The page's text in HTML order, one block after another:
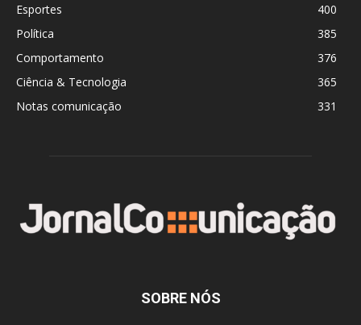
Esportes
400
Política
385
Comportamento
376
Ciência & Tecnologia
365
Notas comunicação
331
SOBRE NÓS